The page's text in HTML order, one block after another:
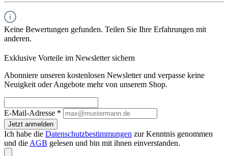
Keine Bewertungen gefunden. Teilen Sie Ihre Erfahrungen mit
anderen.
Exklusive Vorteile im Newsletter sichern
Abonniere unseren kostenlosen Newsletter und verpasse keine
Neuigkeit oder Angebote mehr von unserem Shop.
E-Mail-Adresse *
Jetzt anmelden
Ich habe die Datenschutzbestimmungen zur Kenntnis genommen
und die AGB gelesen und bin mit ihnen einverstanden.